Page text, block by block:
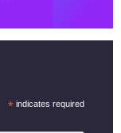
* indicates required